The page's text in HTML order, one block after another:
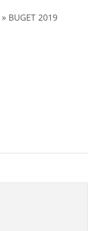
» BUGET 2019